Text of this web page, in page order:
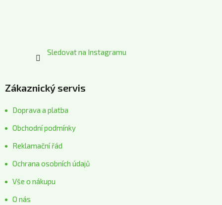
Sledovat na Instagramu
Zákaznický servis
Doprava a platba
Obchodní podmínky
Reklamační řád
Ochrana osobních údajů
Vše o nákupu
O nás